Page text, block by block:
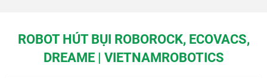
ROBOT HÚT BỤI ROBOROCK, ECOVACS,
DREAME | VIETNAMROBOTICS